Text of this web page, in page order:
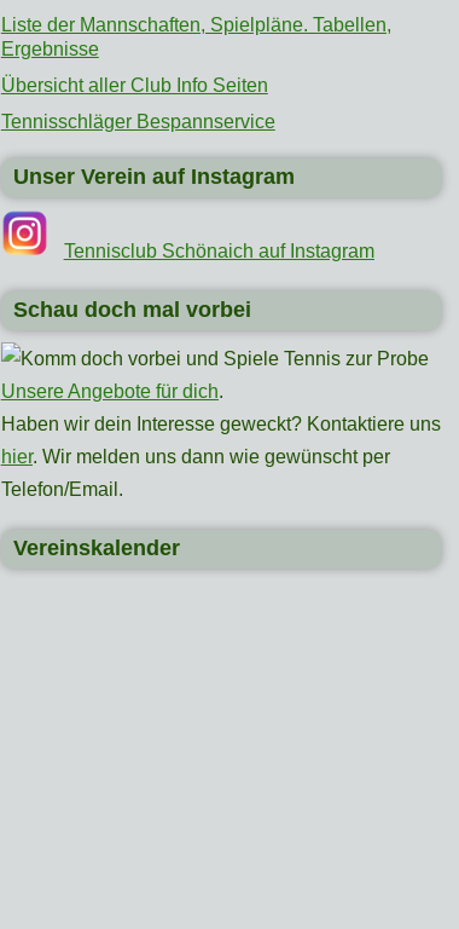
Liste der Mannschaften, Spielpläne. Tabellen,
Ergebnisse
Übersicht aller Club Info Seiten
Tennisschläger Bespannservice
Unser Verein auf Instagram
Tennisclub Schönaich auf Instagram
Schau doch mal vorbei
Unsere Angebote für dich.
Haben wir dein Interesse geweckt? Kontaktiere uns
hier. Wir melden uns dann wie gewünscht per
Telefon/Email.
Vereinskalender